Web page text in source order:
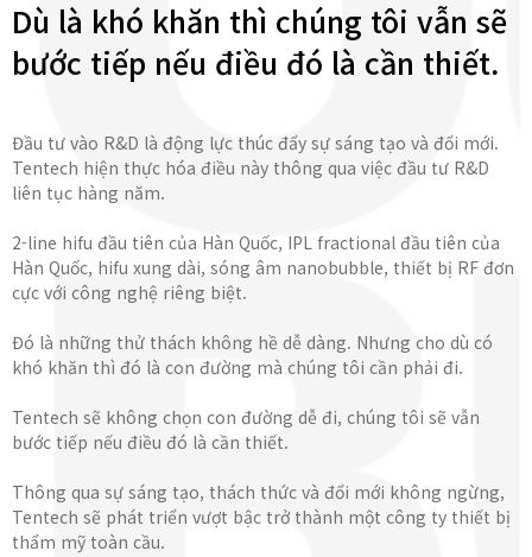
Dù là khó khăn thì chúng tôi vẫn sẽ
bước tiếp nếu điều đó là cần thiết.
Đầu tư vào R&D là động lực thúc đẩy sự sáng tạo và đổi mới.
Tentech hiện thực hóa điều này thông qua việc đầu tư R&D
liên tục hàng năm.
2-line hifu đầu tiên của Hàn Quốc, IPL fractional đầu tiên của
Hàn Quốc, hifu xung dài, sóng âm nanobubble, thiết bị RF đơn
cực với công nghệ riêng biệt.
Đó là những thử thách không hề dễ dàng. Nhưng cho dù có
khó khăn thì đó là con đường mà chúng tôi cần phải đi.
Tentech sẽ không chọn con đường dễ đi, chúng tôi sẽ vẫn
bước tiếp nếu điều đó là cần thiết.
Thông qua sự sáng tạo, thách thức và đổi mới không ngừng,
Tentech sẽ phát triển vượt bậc trở thành một công ty thiết bị
thẩm mỹ toàn cầu.